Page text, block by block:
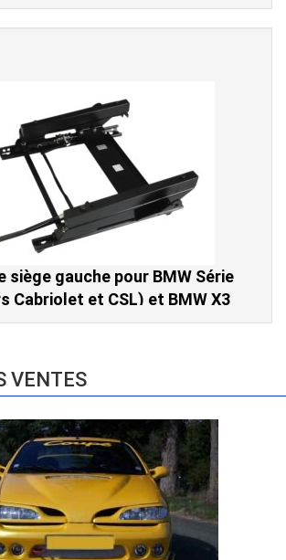
siège gauche pour BMW Série
Cabriolet et CSL) et BMW X3
E83 (2004-2010)
VENTES